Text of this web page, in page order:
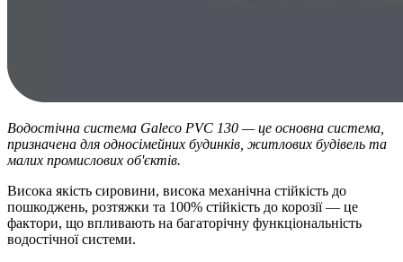
Водостічна система Galeco PVC 130 — це основна система,
призначена для односімейних будинків, житлових будівель та
малих промислових об'єктів.
Висока якість сировини, висока механічна стійкість до
пошкоджень, розтяжки та 100% стійкість до корозії — це
фактори, що впливають на багаторічну функціональність
водостічної системи.